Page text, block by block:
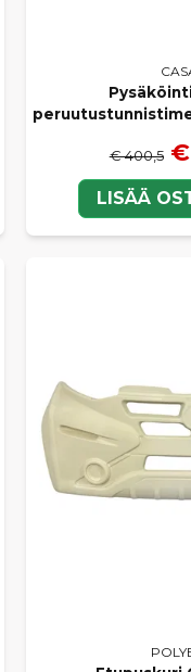
€ 400,5
LISÄÄ